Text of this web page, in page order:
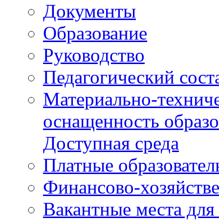
Документы
Образование
Руководство
Педагогический
Материально-
оснащенность
Доступная среда
Платные
Финансово-
Вакантные места